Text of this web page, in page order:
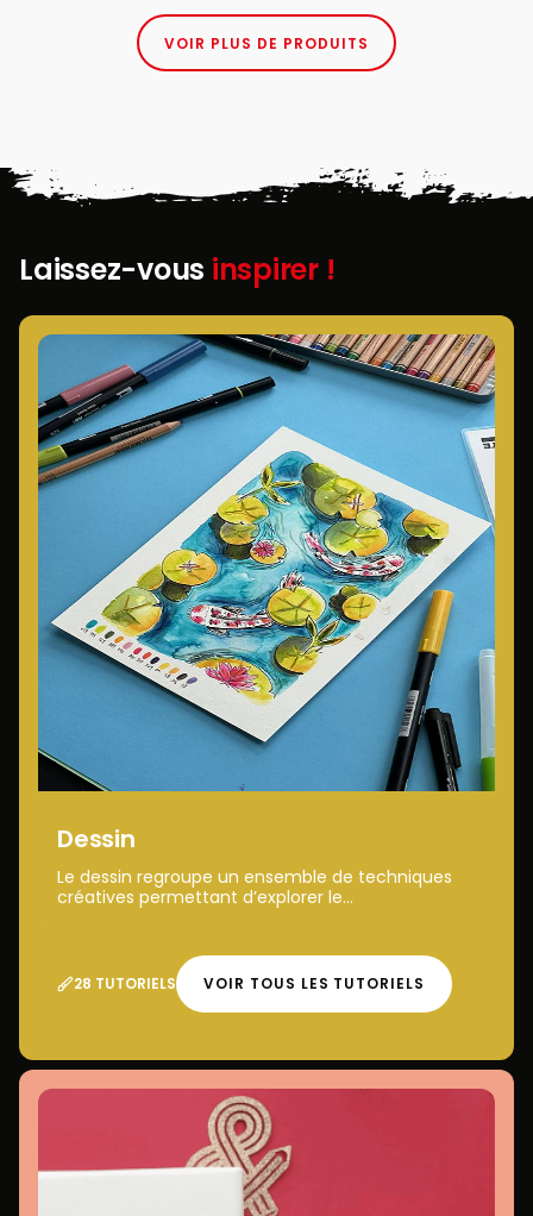
VOIR PLUS DE PRODUITS
Laissez-vous inspirer !
Dessin
Le dessin regroupe un ensemble de techniques
créatives permettant d’explorer le...
28 TUTORIELS VOIR TOUS LES TUTORIELS